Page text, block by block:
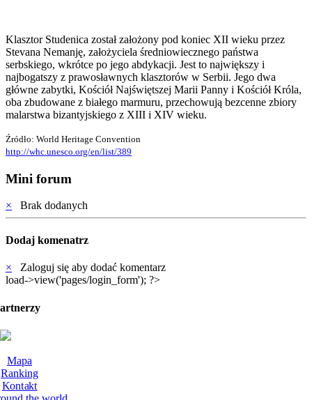
Klasztor Studenica został założony pod koniec XII wieku przez
Stevana Nemanję, założyciela średniowiecznego państwa
serbskiego, wkrótce po jego abdykacji. Jest to największy i
najbogatszy z prawosławnych klasztorów w Serbii. Jego dwa
główne zabytki, Kościół Najświętszej Marii Panny i Kościół Króla,
oba zbudowane z białego marmuru, przechowują bezcenne zbiory
malarstwa bizantyjskiego z XIII i XIV wieku.
Źródło: World Heritage Convention
http://whc.unesco.org/en/list/389
Mini forum
× Brak dodanych
Dodaj komenatrz
×
Zaloguj się aby dodać komentarz
load->view('pages/login_form'); ?>
Mapa
Ranking
Kontakt